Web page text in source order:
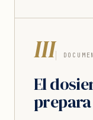
III
El
prepara